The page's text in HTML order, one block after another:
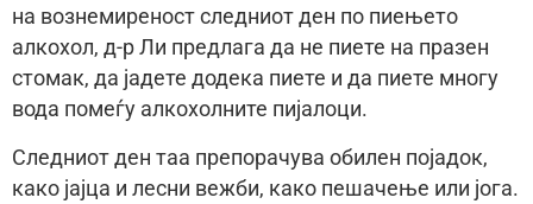
на вознемиреност следниот ден по пиењето
алкохол, д-р Ли предлага да не пиете на празен
стомак, да јадете додека пиете и да пиете многу
вода помеѓу алкохолните пијалоци.
Следниот ден таа препорачува обилен појадок,
како јајца и лесни вежби, како пешачење или јога.